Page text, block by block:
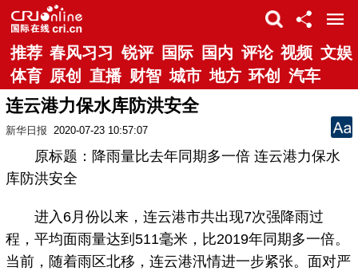
推荐 春风习习 锐评 国际 国内 评论 视频 文娱
体育 原创 直播 财智 城市 地方 环创 汽车
连云港力保水库防洪安全
新华日报 2020-07-23 10:57:07
原标题：降雨量比去年同期多一倍 连云港力保水
库防洪安全
进入6月份以来，连云港市共出现7次强降雨过
程，平均面雨量达到511毫米，比2019年同期多一倍。
当前，随着雨区北移，连云港汛情进一步紧张。面对严